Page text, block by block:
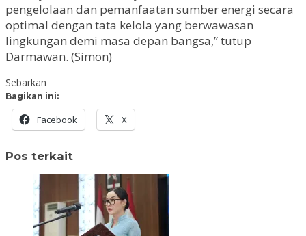
pengelolaan dan pemanfaatan sumber energi secara
optimal dengan tata kelola yang berwawasan
lingkungan demi masa depan bangsa,” tutup
Darmawan. (Simon)
Sebarkan
Bagikan ini:
Facebook X
Pos terkait